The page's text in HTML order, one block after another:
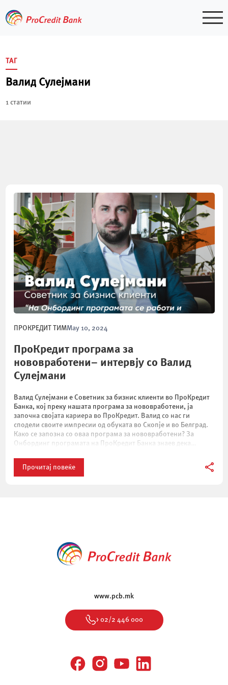
to
content
ТАГ
Валид Сулејмани
1 статии
ПРОКРЕДИТ ТИМMay 10, 2024
ПроКредит програма за
нововработени– интервју со Валид
Сулејмани
Валид Сулејмани е Советник за бизнис клиенти во ПроКредит
Банка, кој преку нашата програма за нововработени, ја
започна својата кариера во ПроКредит. Валид со нас ги
сподели своите импресии од обуката во Скопје и во Белград.
Како се запозна со оваа програма за нововработени? За
Онбординг програмата на ПроКредит Банка знаев дека
Прочитај повеќе
www.pcb.mk
> 02/2 446 000